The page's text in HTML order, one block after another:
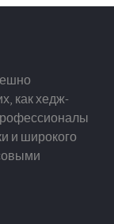
как хедж-
и широкого